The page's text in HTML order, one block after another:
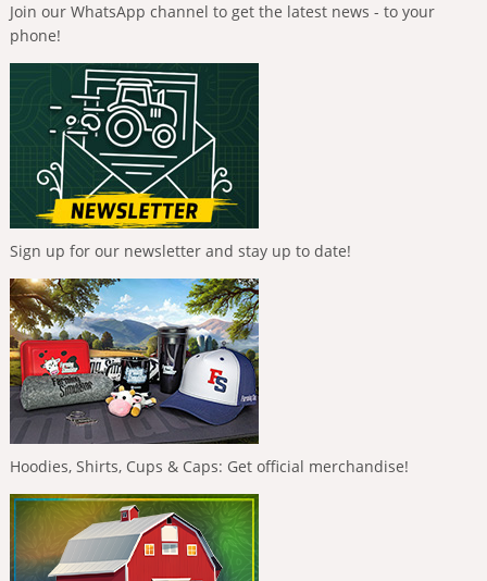
Join our WhatsApp channel to get the latest news - to your
phone!
Sign up for our newsletter and stay up to date!
Hoodies, Shirts, Cups & Caps: Get official merchandise!